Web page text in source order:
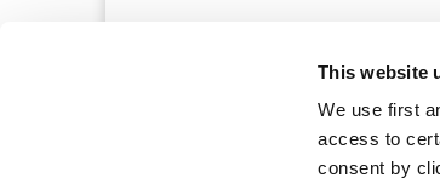
This website
We use first
access to
consent by